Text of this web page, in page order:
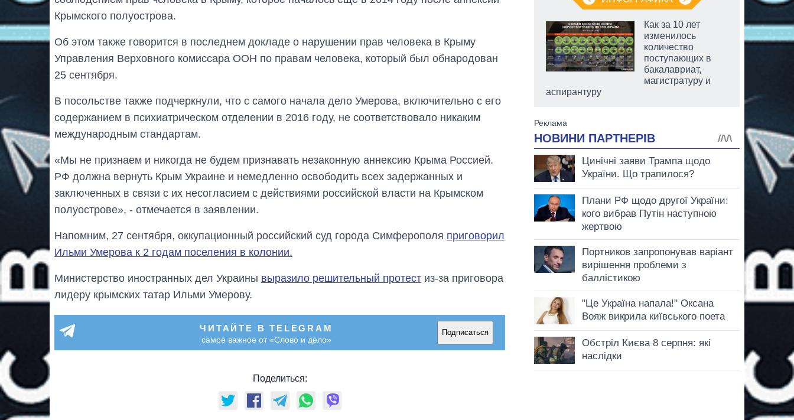
Крымского полуострова.
Об этом также говорится в последнем докладе о нарушении прав человека в Крыму
Управления Верховного комиссара ООН по правам человека, который был обнародован
25 сентября.
В посольстве также подчеркнули, что с самого начала дело Умерова, включительно с его
содержанием в психиатрическом отделении в 2016 году, не соответствовало никаким
международным стандартам.
«Мы не признаем и никогда не будем признавать незаконную аннексию Крыма Россией.
РФ должна вернуть Крым Украине и немедленно освободить всех задержанных и
заключенных в связи с их несогласием с действиями российской власти на Крымском
полуострове», - отмечается в заявлении.
Напомним, 27 сентября, оккупационный российский суд города Симферополя приговорил
Ильми Умерова к 2 годам поселения в колонии.
Министерство иностранных дел Украины выразило решительный протест из-за приговора
лидеру крымских татар Ильми Умерову.
ЧИТАЙТЕ В TELEGRAM
самое важное от «Слово и дело»
Подписаться
Поделиться:
на чипы за
последние годы и
Как за 10 лет
изменилось
количество
поступающих в
бакалавриат,
магистратуру и
аспирантуру